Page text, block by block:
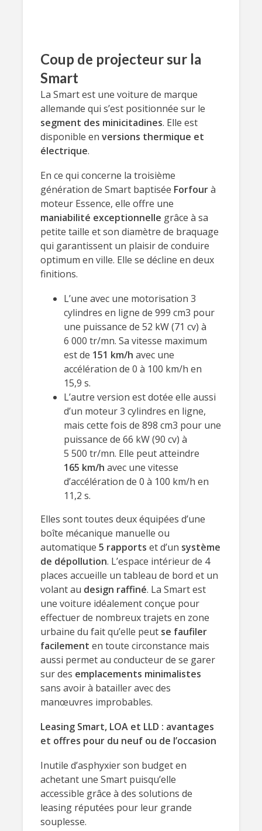
Coup de projecteur sur la
Smart
La Smart est une voiture de marque
allemande qui s’est positionnée sur le
segment des minicitadines. Elle est
disponible en versions thermique et
électrique.
En ce qui concerne la troisième
génération de Smart baptisée Forfourà
moteur Essence, elle offre une
maniabilité exceptionnelle grâce à sa
petite taille et son diamètre de braquage
qui garantissent un plaisir de conduire
optimum en ville. Elle se décline en deux
finitions.
L’une avec une motorisation 3
cylindres en ligne de 999 cm3 pour
une puissance de 52 kW (71 cv) à
6 000 tr/mn. Sa vitesse maximum
est de 151 km/h avec une
accélération de 0 à 100 km/h en
15,9 s.
L’autre version est dotée elle aussi
d’un moteur 3 cylindres en ligne,
mais cette fois de 898 cm3 pour une
puissance de 66 kW (90 cv) à
5 500 tr/mn. Elle peut atteindre
165 km/h avec une vitesse
d’accélération de 0 à 100 km/h en
11,2 s.
Elles sont toutes deux équipées d’une
boîte mécanique manuelle ou
automatique 5 rapports et d’un système
de dépollution. L’espace intérieur de 4
places accueille un tableau de bord et un
volant au design raffiné. La Smart est
une voiture idéalement conçue pour
effectuer de nombreux trajets en zone
urbaine du fait qu’elle peut se faufiler
facilement en toute circonstance mais
aussi permet au conducteur de se garer
sur des emplacements minimalistes
sans avoir à batailler avec des
manœuvres improbables.
Leasing Smart, LOA et LLD : avantages
et offres pour du neuf ou de l’occasion
Inutile d’asphyxier son budget en
achetant une Smart puisqu’elle
accessible grâce à des solutions de
leasing réputées pour leur grande
souplesse.